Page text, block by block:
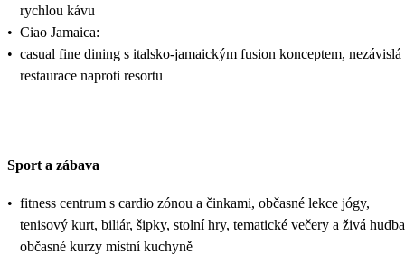
rychlou kávu
• Ciao Jamaica:
• casual fine dining s italsko-jamaickým fusion konceptem, nezávislá
restaurace naproti resortu
Sport a zábava
• fitness centrum s cardio zónou a činkami, občasné lekce jógy,
tenisový kurt, biliár, šipky, stolní hry, tematické večery a živá
občasné kurzy místní kuchyně